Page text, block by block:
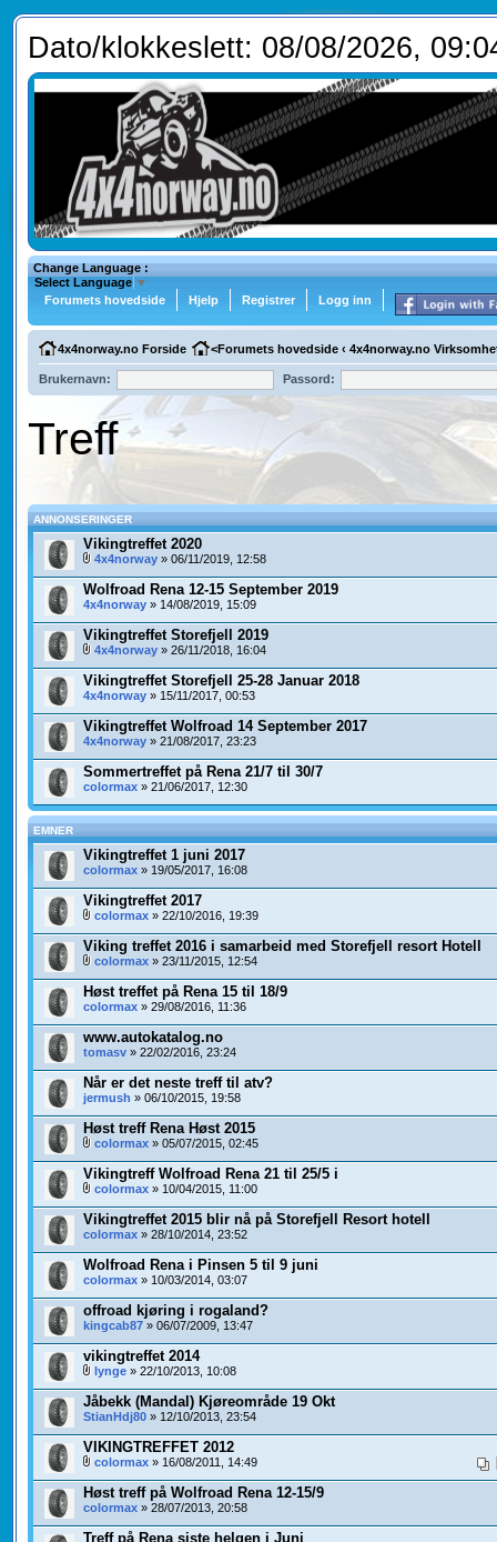
Dato/klokkeslett: 08/08/2026,
Change Language :
Select Language ▼
Forumets hovedside
Hjelp Registrer Logg inn
4x4norway.no Forside <Forumets hovedside ‹ 4x4norway.no
Brukernavn: Passord:
Treff
ANNONSERINGER
Vikingtreffet 2020
4x4norway» 06/11/2019, 12:58
Wolfroad Rena 12-15 September 2019
4x4norway» 14/08/2019, 15:09
Vikingtreffet Storefjell 2019
4x4norway» 26/11/2018, 16:04
Vikingtreffet Storefjell 25-28 Januar 2018
4x4norway» 15/11/2017, 00:53
Vikingtreffet Wolfroad 14 September 2017
4x4norway» 21/08/2017, 23:23
Sommertreffet på Rena 21/7 til 30/7
colormax» 21/06/2017, 12:30
EMNER
Vikingtreffet 1 juni 2017
colormax» 19/05/2017, 16:08
Vikingtreffet 2017
colormax» 22/10/2016, 19:39
Viking treffet 2016 i samarbeid med Storefjell resort Hotell
colormax» 23/11/2015, 12:54
Høst treffet på Rena 15 til 18/9
colormax» 29/08/2016, 11:36
www.autokatalog.no
tomasv» 22/02/2016, 23:24
Når er det neste treff til atv?
jermush » 06/10/2015, 19:58
Høst treff Rena Høst 2015
colormax» 05/07/2015, 02:45
Vikingtreff Wolfroad Rena 21 til 25/5 i
colormax» 10/04/2015, 11:00
Vikingtreffet 2015 blir nå på Storefjell Resort hotell
colormax» 28/10/2014, 23:52
Wolfroad Rena i Pinsen 5 til 9 juni
colormax» 10/03/2014, 03:07
offroad kjøring i rogaland?
kingcab87» 06/07/2009, 13:47
vikingtreffet 2014
lynge» 22/10/2013, 10:08
Jåbekk (Mandal) Kjøreområde 19 Okt
StianHdj80» 12/10/2013, 23:54
VIKINGTREFFET 2012
colormax» 16/08/2011, 14:49
Høst treff på Wolfroad Rena 12-15/9
colormax» 28/07/2013, 20:58
Treff på Rena siste helgen i Juni